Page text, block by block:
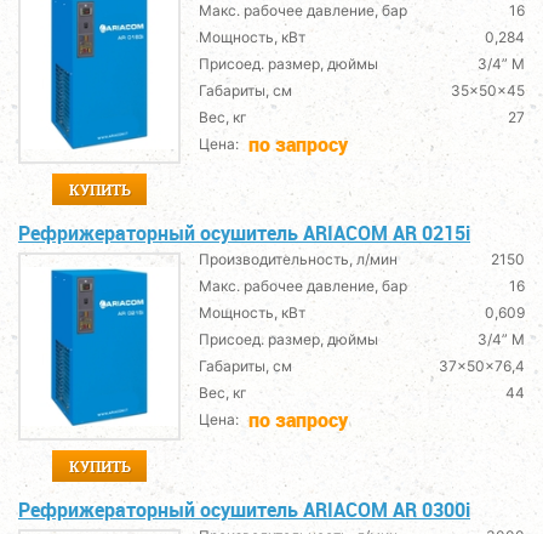
КУПИТЬ
Макс. рабочее давление, бар
16
Мощность, кВт
0,284
Присоед. размер, дюймы
3/4” M
Габариты, см
35x50x45
Вес, кг
27
Цена: по запросу
Рефрижераторный осушитель ARIACOM AR 0215i
КУПИТЬ
Производительность, л/мин
2150
Макс. рабочее давление, бар
16
Мощность, кВт
0,609
Присоед. размер, дюймы
3/4” M
Габариты, см
37x50x76,4
Вес, кг
44
Цена: по запросу
Рефрижераторный осушитель ARIACOM AR 0300i